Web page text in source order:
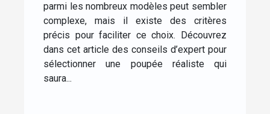
parmi les nombreux modèles peut sembler
complexe, mais il existe des critères
précis pour faciliter ce choix. Découvrez
dans cet article des conseils d’expert pour
sélectionner une poupée réaliste qui
saura...